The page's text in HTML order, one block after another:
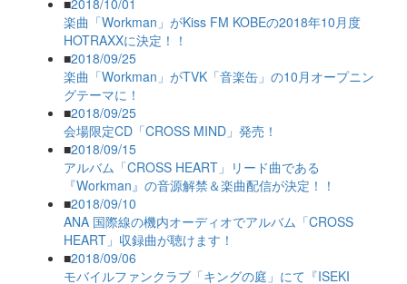
■2018/10/01
楽曲「Workman」がKiss FM KOBEの2018年10月度
HOTRAXXに決定！！
■2018/09/25
楽曲「Workman」がTVK「音楽缶」の10月オープニン
グテーマに！
■2018/09/25
会場限定CD「CROSS MIND」発売！
■2018/09/15
アルバム「CROSS HEART」リード曲である
『Workman』の音源解禁＆楽曲配信が決定！！
■2018/09/10
ANA 国際線の機内オーディオでアルバム「CROSS
HEART」収録曲が聴けます！
■2018/09/06
モバイルファンクラブ「キングの庭」にて『ISEKI